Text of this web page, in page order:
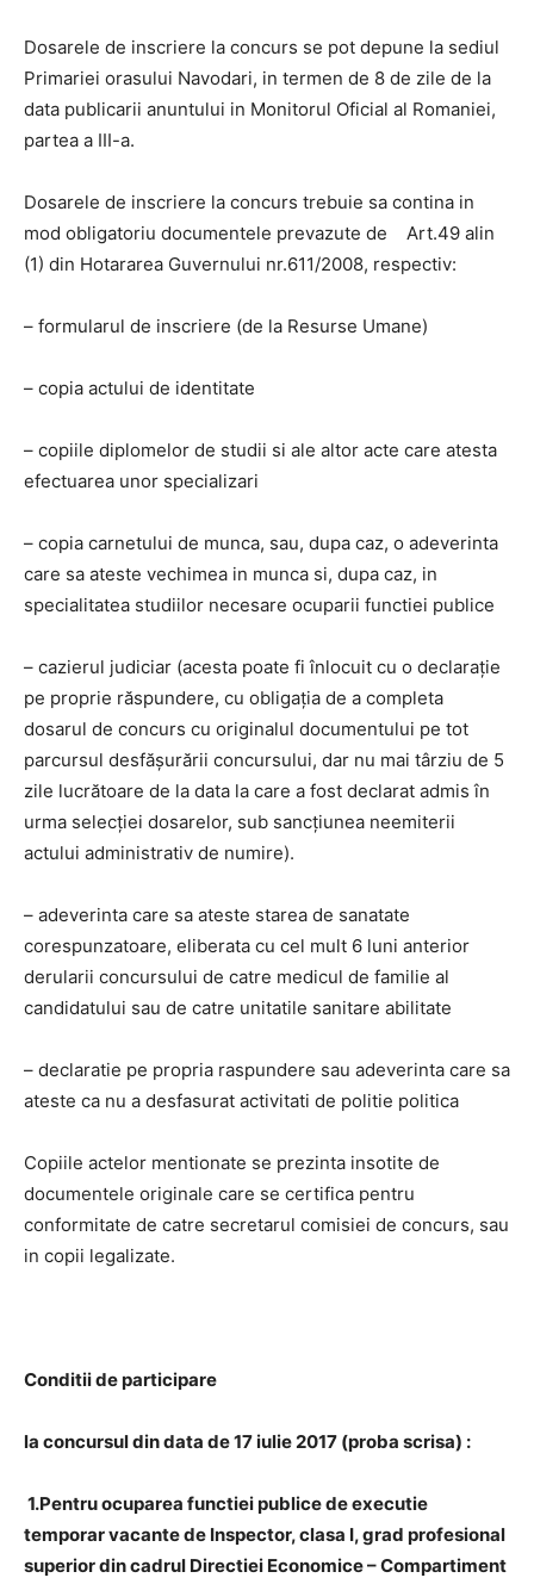
Dosarele de inscriere la concurs se pot depune la sediul
Primariei orasului Navodari, in termen de 8 de zile de la
data publicarii anuntului in Monitorul Oficial al Romaniei,
partea a III-a.
Dosarele de inscriere la concurs trebuie sa contina in
mod obligatoriu documentele prevazute de Art.49 alin
(1) din Hotararea Guvernului nr.611/2008, respectiv:
– formularul de inscriere (de la Resurse Umane)
– copia actului de identitate
– copiile diplomelor de studii si ale altor acte care atesta
efectuarea unor specializari
– copia carnetului de munca, sau, dupa caz, o adeverinta
care sa ateste vechimea in munca si, dupa caz, in
specialitatea studiilor necesare ocuparii functiei publice
– cazierul judiciar (acesta poate fi înlocuit cu o declaraţie
pe proprie răspundere, cu obligaţia de a completa
dosarul de concurs cu originalul documentului pe tot
parcursul desfăşurării concursului, dar nu mai târziu de 5
zile lucrătoare de la data la care a fost declarat admis în
urma selecţiei dosarelor, sub sancţiunea neemiterii
actului administrativ de numire).
– adeverinta care sa ateste starea de sanatate
corespunzatoare, eliberata cu cel mult 6 luni anterior
derularii concursului de catre medicul de familie al
candidatului sau de catre unitatile sanitare abilitate
– declaratie pe propria raspundere sau adeverinta care sa
ateste ca nu a desfasurat activitati de politie politica
Copiile actelor mentionate se prezinta insotite de
documentele originale care se certifica pentru
conformitate de catre secretarul comisiei de concurs, sau
in copii legalizate.
Conditii de participare
la concursul din data de 17 iulie 2017 (proba scrisa) :
1.Pentru ocuparea functiei publice de executie
temporar vacante de Inspector, clasa I, grad profesional
superior din cadrul Directiei Economice – Compartiment